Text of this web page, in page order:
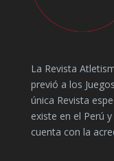
La Revista
previó a los
única Revista
existe en el Perú
cuenta con la